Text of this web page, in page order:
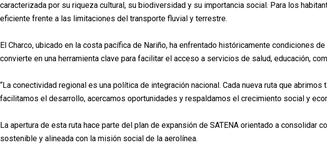
caracterizada por su riqueza cultural, su biodiversidad y su importancia social. Para los
eficiente frente a las limitaciones del transporte fluvial y terrestre.
El Charco, ubicado en la costa pacífica de Nariño, ha enfrentado históricamente condiciones
convierte en una herramienta clave para facilitar el acceso a servicios de salud, educación,
“La conectividad regional es una política de integración nacional. Cada nueva ruta que
facilitamos el desarrollo, acercamos oportunidades y respaldamos el crecimiento social y
La apertura de esta ruta hace parte del plan de expansión de SATENA orientado a
sostenible y alineada con la misión social de la aerolínea.